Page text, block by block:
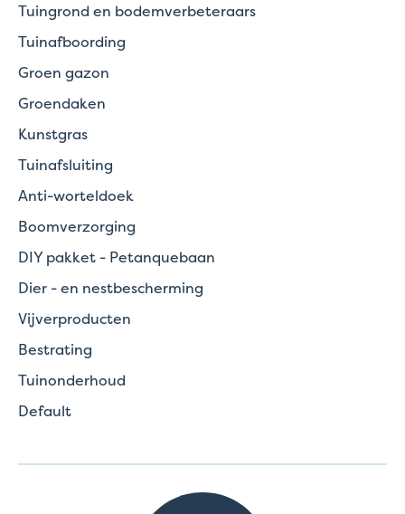
Tuingrond en bodemverbeteraars
Tuinafboording
Groen gazon
Groendaken
Kunstgras
Tuinafsluiting
Anti-worteldoek
Boomverzorging
DIY pakket - Petanquebaan
Dier - en nestbescherming
Vijverproducten
Bestrating
Tuinonderhoud
Default